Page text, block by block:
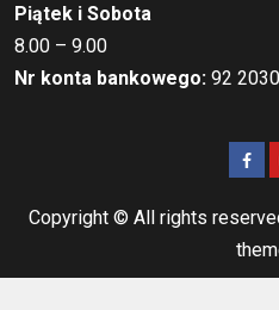
Piątek i Sobota
8.00 – 9.00
Nr konta bankowego:92
Copyright © All rights